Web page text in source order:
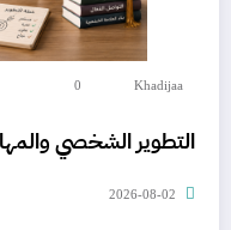
Khadijaa
0
التطوير الشخصي
2026-08-02